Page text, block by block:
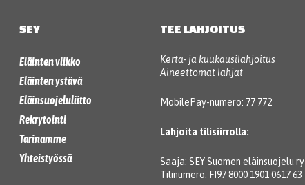
SEY
Eläinten viikko
Eläinten ystävä
Eläinsuojeluliitto
Rekrytointi
Tarinamme
Yhteistyössä
TEE LAHJOITUS
Kerta- ja kuukausilahjoitus
Aineettomat lahjat
MobilePay-numero: 77 772
Lahjoita tilisiirrolla:
Saaja: SEY Suomen eläinsuojelu ry
Tilinumero: FI97 8000 1901 0617 63